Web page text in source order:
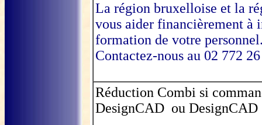
La région bruxelloise et la
vous aider financièrement à
formation de votre
Contactez-nous au 02 772
Réduction Combi si
DesignCAD ou DesignCAD